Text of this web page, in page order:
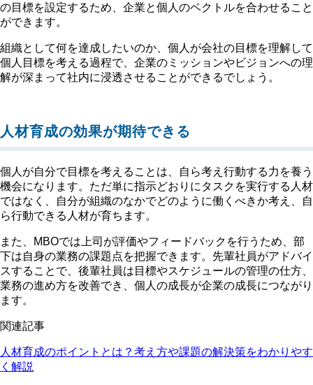
の目標を設定するため、企業と個人のベクトルを合わせること
ができます。
組織として何を達成したいのか、個人が会社の目標を理解して
個人目標を考える過程で、企業のミッションやビジョンへの理
解が深まって社内に浸透させることができるでしょう。
人材育成の効果が期待できる
個人が自分で目標を考えることは、自ら考え行動する力を養う
機会になります。ただ単に指示どおりにタスクを実行する人材
ではなく、自分が組織のなかでどのように働くべきか考え、自
ら行動できる人材が育ちます。
また、MBOでは上司が評価やフィードバックを行うため、部
下は自身の業務の課題点を把握できます。先輩社員がアドバイ
スすることで、後輩社員は目標やスケジュールの管理の仕方、
業務の進め方を改善でき、個人の成長が企業の成長につながり
ます。
関連記事
人材育成のポイントとは？考え方や課題の解決策をわかりやす
く解説